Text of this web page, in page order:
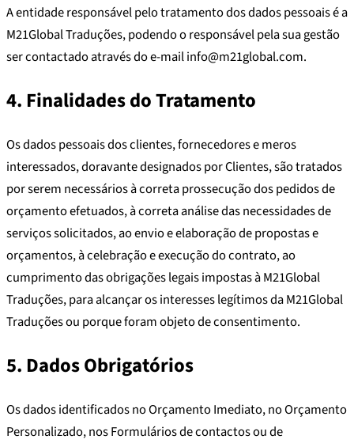
A entidade responsável pelo tratamento dos dados pessoais é a
M21Global Traduções, podendo o responsável pela sua gestão
ser contactado através do e-mail info@m21global.com.
4. Finalidades do Tratamento
Os dados pessoais dos clientes, fornecedores e meros
interessados, doravante designados por Clientes, são tratados
por serem necessários à correta prossecução dos pedidos de
orçamento efetuados, à correta análise das necessidades de
serviços solicitados, ao envio e elaboração de propostas e
orçamentos, à celebração e execução do contrato, ao
cumprimento das obrigações legais impostas à M21Global
Traduções, para alcançar os interesses legítimos da M21Global
Traduções ou porque foram objeto de consentimento.
5. Dados Obrigatórios
Os dados identificados no Orçamento Imediato, no Orçamento
Personalizado, nos Formulários de contactos ou de